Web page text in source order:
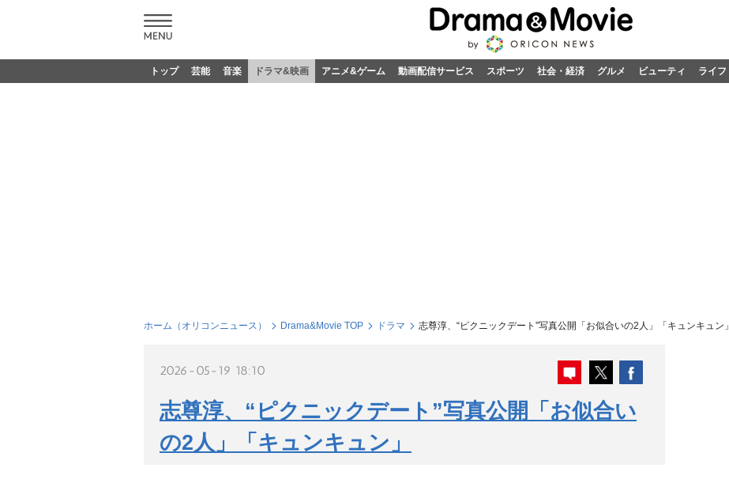
トップ 芸能 音楽 ドラマ&映画 アニメ&ゲーム 動画配信サービス スポーツ 社会・経済 グルメ ビューティ ライフ
ホーム（オリコンニュース） Drama&Movie TOP ドラマ 志尊淳、“ピクニックデート”写真公開「お似合いの2人」「キュンキュン」
2026-05-19 18:10
志尊淳、“ピクニックデート”写真公開「お似合い
の2人」「キュンキュン」